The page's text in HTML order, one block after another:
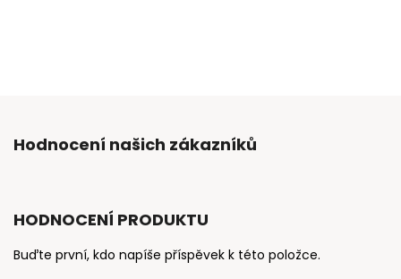
Hodnocení našich zákazníků
HODNOCENÍ PRODUKTU
Buďte první, kdo napíše příspěvek k této položce.